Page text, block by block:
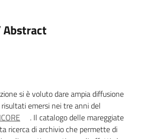
Abstract
si è voluto dare ampia diffusione
emersi nei tre anni del
. Il catalogo delle mareggiate
ricerca di archivio che permette di